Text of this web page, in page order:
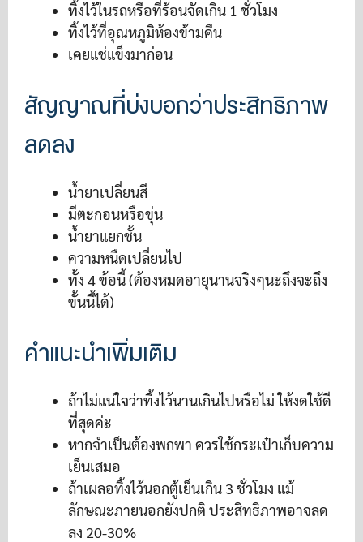
ทิ้งไว้ในรถหรือที่ร้อนจัดเกิน 1 ชั่วโมง
ทิ้งไว้ที่อุณหภูมิห้องข้ามคืน
เคยแช่แข็งมาก่อน
สัญญาณที่บ่งบอกว่าประสิทธิภาพ
ลดลง
น้ำยาเปลี่ยนสี
มีตะกอนหรือขุ่น
น้ำยาแยกชั้น
ความหนืดเปลี่ยนไป
ทั้ง 4 ข้อนี้ (ต้องหมดอายุนานจริงๆนะถึงจะถึง
ขั้นนี้ได้)
คำแนะนำเพิ่มเติม
ถ้าไม่แน่ใจว่าทิ้งไว้นานเกินไปหรือไม่ ให้งดใช้ดี
ที่สุดค่ะ
หากจำเป็นต้องพกพา ควรใช้กระเป๋าเก็บความ
เย็นเสมอ
ถ้าเผลอทิ้งไว้นอกตู้เย็นเกิน 3 ชั่วโมง แม้
ลักษณะภายนอกยังปกติ ประสิทธิภาพอาจลด
ลง 20-30%